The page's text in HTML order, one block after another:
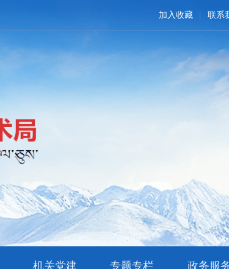
加入收藏 联系
机关党建 专题专栏 政务服